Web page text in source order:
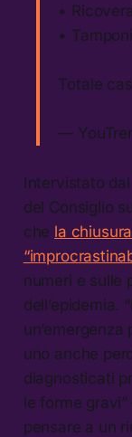
•
•
Totale
—
Intervistato dal
del Consiglio
che la
numeri e sulle
dell’epidemia.
uno anche
diagnosticati
le forme
pensare a un